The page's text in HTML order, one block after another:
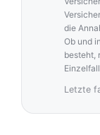
die
Ob und
besteht,
Letzte